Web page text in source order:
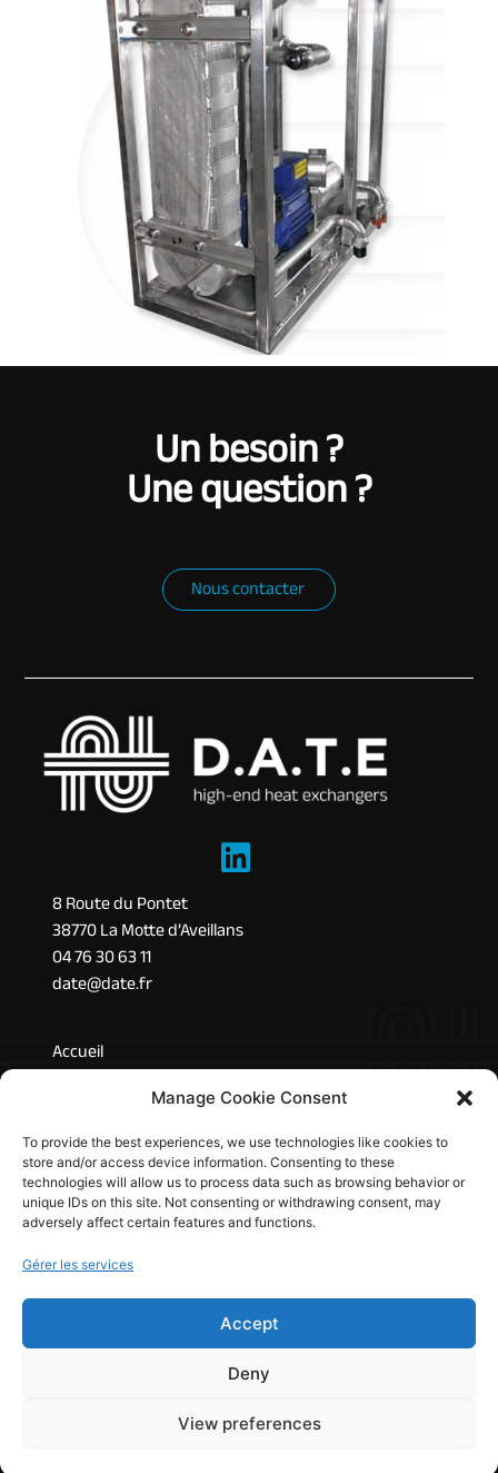
Manage Cookie Consent
To provide the best experiences, we use technologies like cookies to
store and/or access device information. Consenting to these
technologies will allow us to process data such as browsing behavior or
unique IDs on this site. Not consenting or withdrawing consent, may
adversely affect certain features and functions.
Gérer les services
Accept
Deny
View preferences
Un besoin ?
Une question ?
Nous contacter
8 Route du Pontet
38770 La Motte d’Aveillans
04 76 30 63 11
date@date.fr
Accueil
Technologies
Produits
Recrutement
Actualités
Mentions légales
Confidentialité
© 2023 D.A.T.E. Tous droits réservés.
Création site web Grenoble